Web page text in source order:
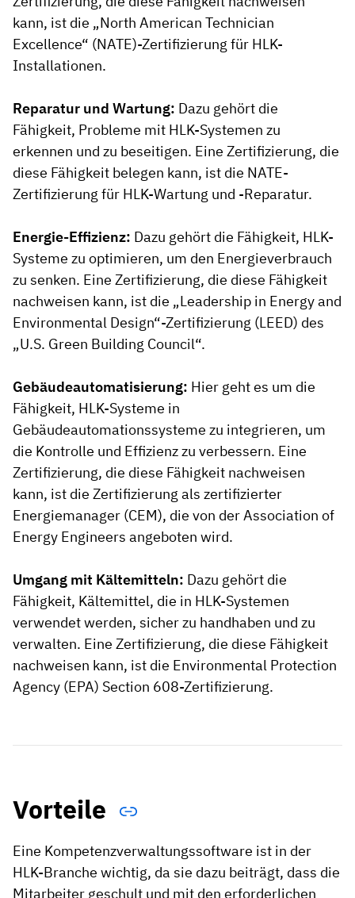
kann, ist die „North American Technician
Excellence“ (NATE)-Zertifizierung für HLK-
Installationen.
Reparatur und Wartung: Dazu gehört die
Fähigkeit, Probleme mit HLK-Systemen zu
erkennen und zu beseitigen. Eine Zertifizierung, die
diese Fähigkeit belegen kann, ist die NATE-
Zertifizierung für HLK-Wartung und -Reparatur.
Energie-Effizienz: Dazu gehört die Fähigkeit, HLK-
Systeme zu optimieren, um den Energieverbrauch
zu senken. Eine Zertifizierung, die diese Fähigkeit
nachweisen kann, ist die „Leadership in Energy and
Environmental Design“-Zertifizierung (LEED) des
„U.S. Green Building Council“.
Gebäudeautomatisierung: Hier geht es um die
Fähigkeit, HLK-Systeme in
Gebäudeautomationssysteme zu integrieren, um
die Kontrolle und Effizienz zu verbessern. Eine
Zertifizierung, die diese Fähigkeit nachweisen
kann, ist die Zertifizierung als zertifizierter
Energiemanager (CEM), die von der Association of
Energy Engineers angeboten wird.
Umgang mit Kältemitteln: Dazu gehört die
Fähigkeit, Kältemittel, die in HLK-Systemen
verwendet werden, sicher zu handhaben und zu
verwalten. Eine Zertifizierung, die diese Fähigkeit
nachweisen kann, ist die Environmental Protection
Agency (EPA) Section 608-Zertifizierung.
Vorteile
Eine Kompetenzverwaltungssoftware ist in der
HLK-Branche wichtig, da sie dazu beiträgt, dass die
Mitarbeiter geschult und mit den erforderlichen